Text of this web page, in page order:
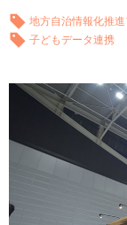
地方自治情報化推進
子どもデータ連携